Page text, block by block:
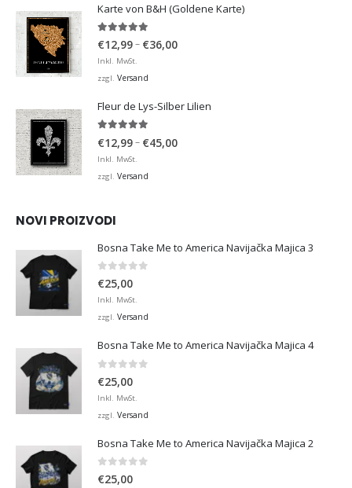
Karte von B&H (Goldene Karte)
4.98von 5
€12,99– €36,00Preisspanne:
Inkl. MwSt.
zzgl. Versand
Fleur de Lys-Silber Lilien
€12,99– €45,00Preisspanne:
Inkl. MwSt.
zzgl. Versand
NOVI PROIZVODI
Bosna Take Me to America Navijačka Majica 3
0 von 5
€25,00
Inkl. MwSt.
zzgl. Versand
Bosna Take Me to America Navijačka Majica 4
€25,00
Inkl. MwSt.
zzgl. Versand
Bosna Take Me to America Navijačka Majica 2
0 von 5
€25,00